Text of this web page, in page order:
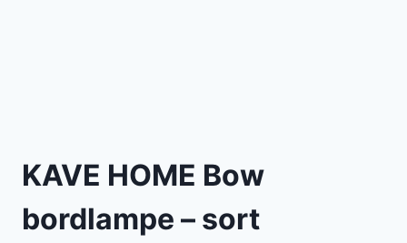
KAVE HOME Bow
bordlampe – sort